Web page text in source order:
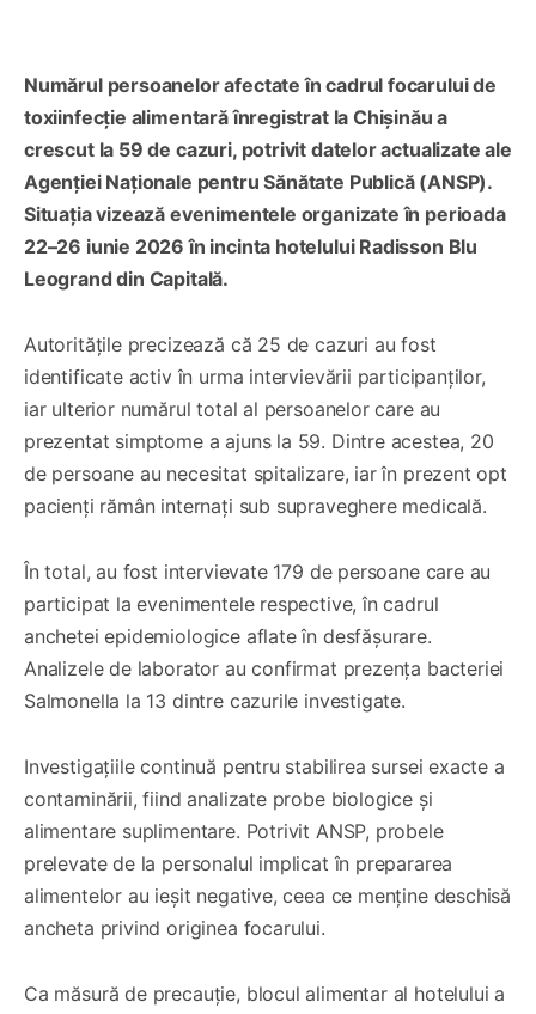
Numărul persoanelor afectate în cadrul focarului de
toxiinfecție alimentară înregistrat la Chișinău a
crescut la 59 de cazuri, potrivit datelor actualizate ale
Agenției Naționale pentru Sănătate Publică (ANSP).
Situația vizează evenimentele organizate în perioada
22–26 iunie 2026 în incinta hotelului Radisson Blu
Leogrand din Capitală.
Autoritățile precizează că 25 de cazuri au fost
identificate activ în urma intervievării participanților,
iar ulterior numărul total al persoanelor care au
prezentat simptome a ajuns la 59. Dintre acestea, 20
de persoane au necesitat spitalizare, iar în prezent opt
pacienți rămân internați sub supraveghere medicală.
În total, au fost intervievate 179 de persoane care au
participat la evenimentele respective, în cadrul
anchetei epidemiologice aflate în desfășurare.
Analizele de laborator au confirmat prezența bacteriei
Salmonella la 13 dintre cazurile investigate.
Investigațiile continuă pentru stabilirea sursei exacte a
contaminării, fiind analizate probe biologice și
alimentare suplimentare. Potrivit ANSP, probele
prelevate de la personalul implicat în prepararea
alimentelor au ieșit negative, ceea ce menține deschisă
ancheta privind originea focarului.
Ca măsură de precauție, blocul alimentar al hotelului a